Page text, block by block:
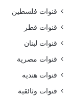
قنوات فلسطين
قنوات قطر
قنوات لبنان
قنوات مصرية
قنوات هنديه
قنوات وثائقية